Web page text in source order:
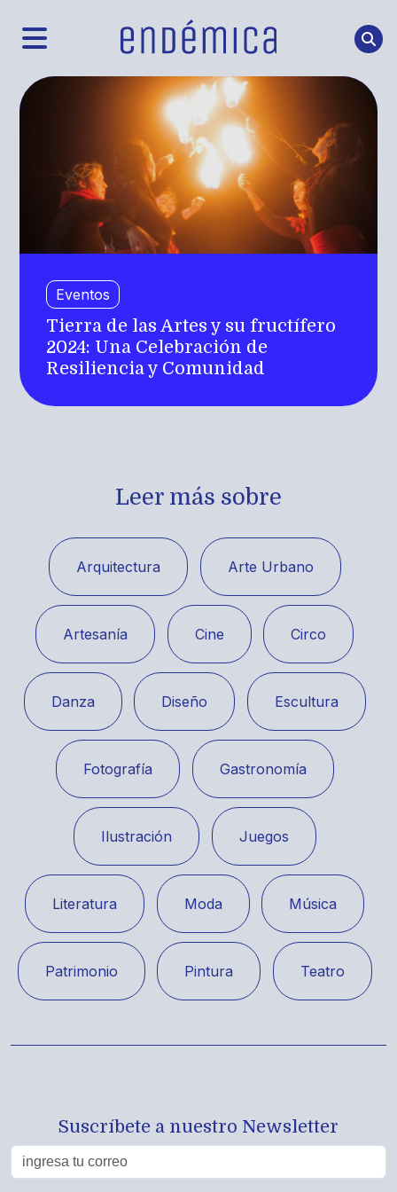
Eventos
Tierra de las Artes y su fructífero
2024: Una Celebración de
Resiliencia y Comunidad
Leer más sobre
Arquitectura Arte Urbano
Artesanía Cine Circo
Danza Diseño Escultura
Fotografía Gastronomía
Ilustración Juegos
Literatura Moda Música
Patrimonio Pintura Teatro
Suscríbete a nuestro Newsletter